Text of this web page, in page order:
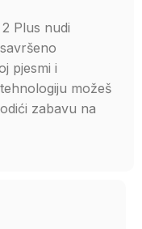
Plus nudi
pjesmi i
možeš
zabavu na